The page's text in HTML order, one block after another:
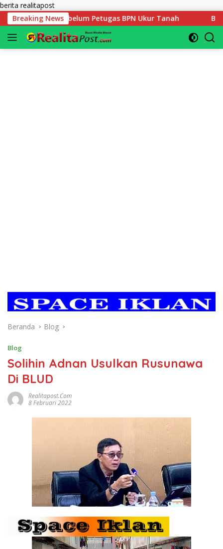
berita realitapostLangsung
ke
konten
Breaking News
Petugas BPN Ukur Tanah Belasan Tahun
Beranda Blog
Blog
Solihin Adnan Usulkan Rusunawa
Di BLUD
Realitapost.com
8 Februari 2022